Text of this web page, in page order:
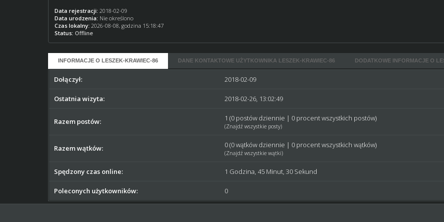
Data rejestracji: 2018-02-09
Data urodzenia: Nie określono
Czas lokalny: 2026-08-08, godzina 15:18:47
Status: Offline
INFORMACJE O LESZEK-KRAWIEC-86 DANE KONTAKTOWE UŻYTKOWNIKA LESZEK-KRAWIEC-86 DODATKOWE INFORMACJE O
Dołączył: 2018-02-09
Ostatnia wizyta: 2018-02-26, 13:02:49
Razem postów: 1 (0 postów dziennie | 0 procent wszystkich postów)
(Znajdź wszystkie posty)
Razem wątków: 0 (0 wątków dziennie | 0 procent wszystkich wątków)
(Znajdź wszystkie wątki)
Spędzony czas online: 1 Godzina, 45 Minut, 30 Sekund
Poleconych użytkowników: 0